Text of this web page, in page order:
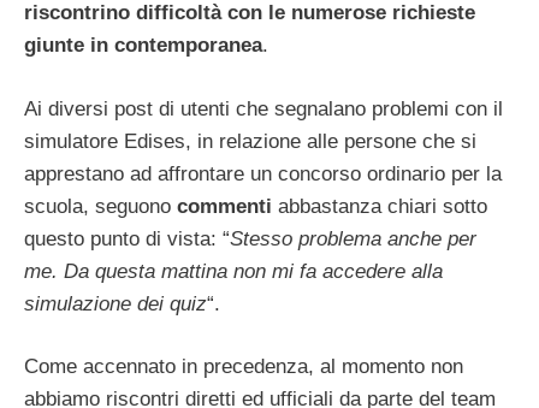
riscontrino difficoltà con le numerose richieste
giunte in contemporanea.
Ai diversi post di utenti che segnalano problemi con il
simulatore Edises, in relazione alle persone che si
apprestano ad affrontare un concorso ordinario per la
scuola, seguono commenti abbastanza chiari sotto
questo punto di vista: “Stesso problema anche per
me. Da questa mattina non mi fa accedere alla
simulazione dei quiz“.
Come accennato in precedenza, al momento non
abbiamo riscontri diretti ed ufficiali da parte del team